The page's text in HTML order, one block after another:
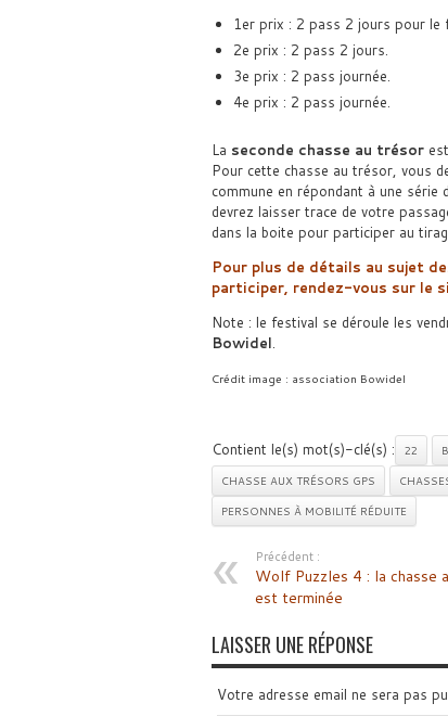
1er prix : 2 pass 2 jours pour le
2e prix : 2 pass 2 jours.
3e prix : 2 pass journée.
4e prix : 2 pass journée.
La seconde chasse au trésorest
Pour cette chasse au trésor, vous
commune en répondant à une
devrez laisser trace de votre
dans la boite pour participer au
Pour plus de détails au sujet
participer, rendez-vous sur le
Note : le festival se déroule les
Bowidel.
Crédit image : association Bowidel
Contient le(s) mot(s)-clé(s) : 22
CHASSE AUX TRÉSORS GPS
PERSONNES À MOBILITÉ RÉDUITE
Précédent :
Wolf Puzzles 4 : la chasse
est terminée
LAISSER UNE RÉPONSE
Votre adresse email ne sera pas